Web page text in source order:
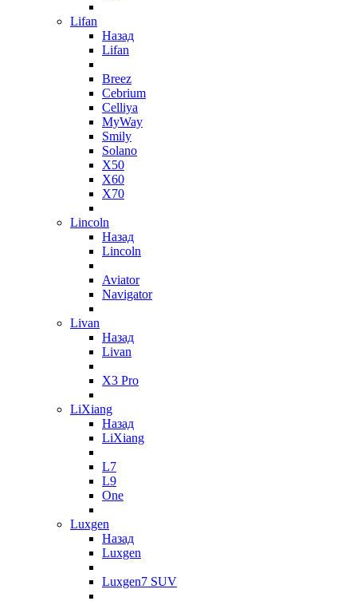
Lifan
Назад
Lifan
Breez
Cebrium
Celliya
MyWay
Smily
Solano
X50
X60
X70
Lincoln
Назад
Lincoln
Aviator
Navigator
Livan
Назад
Livan
X3 Pro
LiXiang
Назад
LiXiang
L7
L9
One
Luxgen
Назад
Luxgen
Luxgen7 SUV